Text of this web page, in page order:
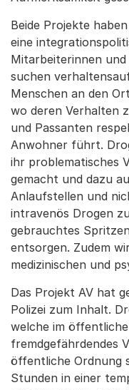
Beide Projekte
eine
Mitarbeiterinnen
suchen
Menschen an den
wo deren Verhalten
und Passanten
Anwohner führt.
ihr problematisches
gemacht und dazu
Anlaufstellen und
intravenös Drogen
gebrauchtes
entsorgen. Zudem
medizinischen und
Das Projekt AV hat
Polizei zum Inhalt.
welche im
fremdgefährdendes
öffentliche Ordnung
Stunden in einer